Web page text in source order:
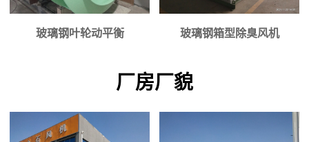
玻璃钢叶轮动平衡 玻璃钢箱型除臭风机
厂房厂貌